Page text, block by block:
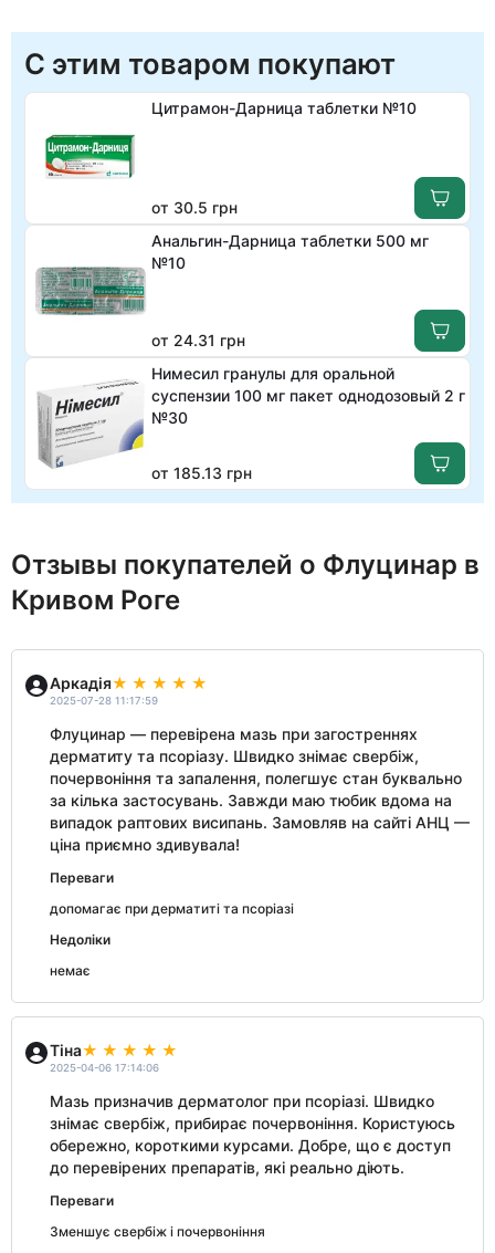
С этим товаром покупают
Цитрамон-Дарница таблетки №10
от 30.5 грн
Анальгин-Дарница таблетки 500 мг
№10
от 24.31 грн
Нимесил гранулы для оральной
суспензии 100 мг пакет однодозовый 2 г
№30
от 185.13 грн
Отзывы покупателей о Флуцинар в
Кривом Роге
Аркадія
2025-07-28 11:17:59
Флуцинар — перевірена мазь при загостреннях
дерматиту та псоріазу. Швидко знімає свербіж,
почервоніння та запалення, полегшує стан буквально
за кілька застосувань. Завжди маю тюбик вдома на
випадок раптових висипань. Замовляв на сайті АНЦ —
ціна приємно здивувала!
Переваги
допомагає при дерматиті та псоріазі
Недоліки
немає
Тіна
2025-04-06 17:14:06
Мазь призначив дерматолог при псоріазі. Швидко
знімає свербіж, прибирає почервоніння. Користуюсь
обережно, короткими курсами. Добре, що є доступ
до перевірених препаратів, які реально діють.
Переваги
Зменшує свербіж і почервоніння